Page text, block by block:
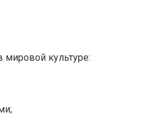
мировой культуре: